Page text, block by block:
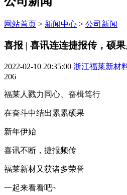
网站首页 > 新闻中心 > 公司新闻
喜报 | 喜讯连连捷报传，硕
2022-02-10 20:35:00 浙江福莱新材
206
福莱人戮力同心、奋楫笃行
在奋斗中结出累累硕果
新年伊始
喜讯不断，捷报频传
福莱新材又获诸多荣誉
一起来看看吧~